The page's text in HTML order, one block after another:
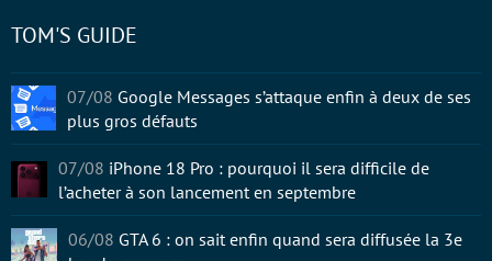
TOM'S GUIDE
07/08 Google Messages s’attaque enfin à deux de ses
plus gros défauts
07/08 iPhone 18 Pro : pourquoi il sera difficile de
l’acheter à son lancement en septembre
06/08 GTA 6 : on sait enfin quand sera diffusée la 3e